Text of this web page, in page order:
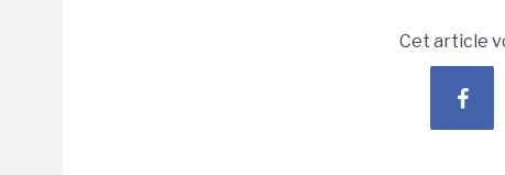
Cet article